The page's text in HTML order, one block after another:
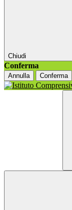
Chiudi
Conferma
Annulla Conferma